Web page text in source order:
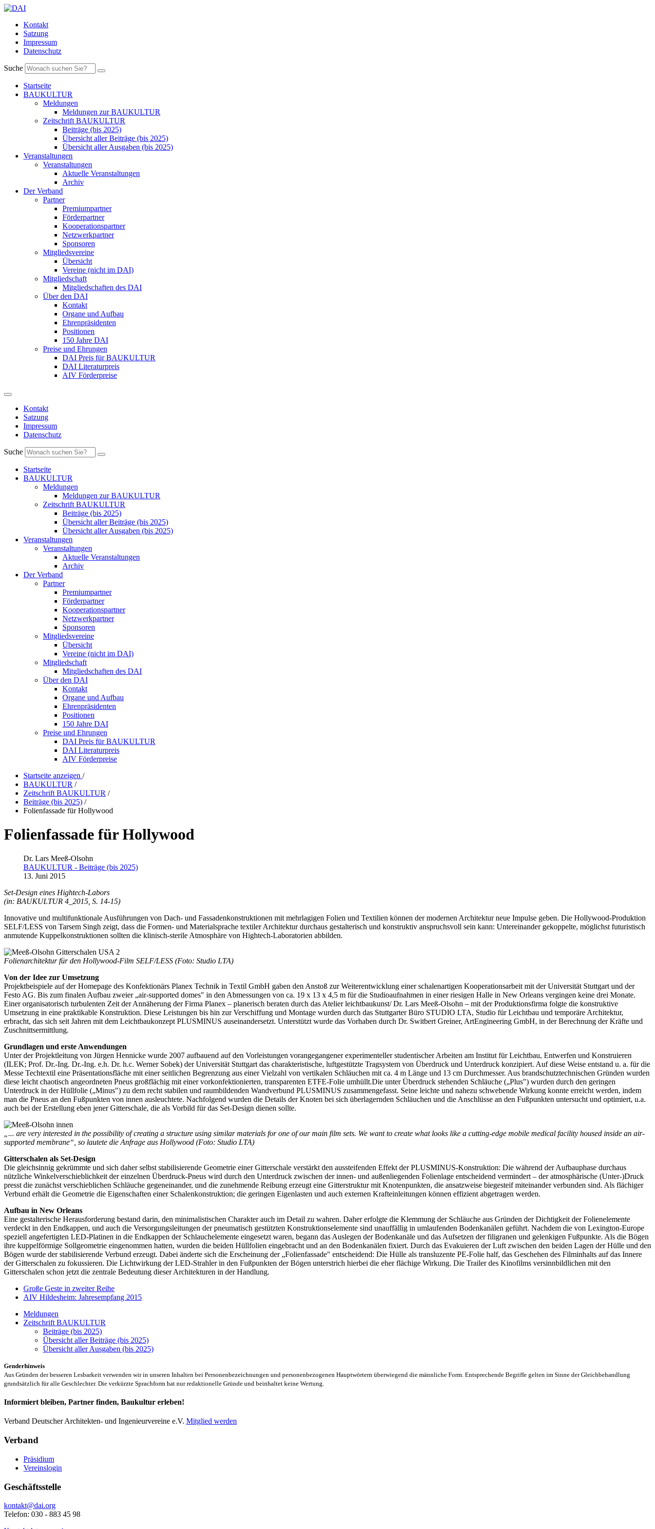
Kontakt
Satzung
Impressum
Datenschutz
Suche
Startseite
BAUKULTUR
Meldungen
Meldungen zur BAUKULTUR
Zeitschrift BAUKULTUR
Beiträge (bis 2025)
Übersicht aller Beiträge (bis 2025)
Übersicht aller Ausgaben (bis 2025)
Veranstaltungen
Veranstaltungen
Aktuelle Veranstaltungen
Archiv
Der Verband
Partner
Premiumpartner
Förderpartner
Kooperationspartner
Netzwerkpartner
Sponsoren
Mitgliedsvereine
Übersicht
Vereine (nicht im DAI)
Mitgliedschaft
Mitgliedschaften des DAI
Über den DAI
Kontakt
Organe und Aufbau
Ehrenpräsidenten
Positionen
150 Jahre DAI
Preise und Ehrungen
DAI Preis für BAUKULTUR
DAI Literaturpreis
AIV Förderpreise
Kontakt
Satzung
Impressum
Datenschutz
Suche
Startseite
BAUKULTUR
Meldungen
Meldungen zur BAUKULTUR
Zeitschrift BAUKULTUR
Beiträge (bis 2025)
Übersicht aller Beiträge (bis 2025)
Übersicht aller Ausgaben (bis 2025)
Veranstaltungen
Veranstaltungen
Aktuelle Veranstaltungen
Archiv
Der Verband
Partner
Premiumpartner
Förderpartner
Kooperationspartner
Netzwerkpartner
Sponsoren
Mitgliedsvereine
Übersicht
Vereine (nicht im DAI)
Mitgliedschaft
Mitgliedschaften des DAI
Über den DAI
Kontakt
Organe und Aufbau
Ehrenpräsidenten
Positionen
150 Jahre DAI
Preise und Ehrungen
DAI Preis für BAUKULTUR
DAI Literaturpreis
AIV Förderpreise
Startseite anzeigen /
BAUKULTUR /
Zeitschrift BAUKULTUR /
Beiträge (bis 2025) /
Folienfassade für Hollywood
Folienfassade für Hollywood
Dr. Lars Meeß-Olsohn
BAUKULTUR - Beiträge (bis 2025)
13. Juni 2015
Set-Design eines Hightech-Labors
(in: BAUKULTUR 4_2015, S. 14-15)
Innovative und multifunktionale Ausführungen von Dach- und Fassadenkonstruktionen mit mehrlagigen Folien und Textilien können der modernen Architektur neue Impulse geben. Die Hollywood-Produktion
SELF/LESS von Tarsem Singh zeigt, dass die Formen- und Materialsprache textiler Architektur durchaus gestalterisch und konstruktiv anspruchsvoll sein kann: Untereinander gekoppelte, möglichst futuristisch
anmutende Kuppelkonstruktionen sollten die klinisch-sterile Atmosphäre von Hightech-Laboratorien abbilden.
Folienarchitektur für den Hollywood-Film SELF/LESS (Foto: Studio LTA)
Von der Idee zur Umsetzung
Projektbeispiele auf der Homepage des Konfektionärs Planex Technik in Textil GmbH gaben den Anstoß zur Weiterentwicklung einer schalenartigen Kooperationsarbeit mit der Universität Stuttgart und der
Festo AG. Bis zum finalen Aufbau zweier „air-supported domes" in den Abmessungen von ca. 19 x 13 x 4,5 m für die Studioaufnahmen in einer riesigen Halle in New Orleans vergingen keine drei Monate.
Einer organisatorisch turbulenten Zeit der Annäherung der Firma Planex – planerisch beraten durch das Atelier leichtbaukunst/ Dr. Lars Meeß-Olsohn – mit der Produktionsfirma folgte die konstruktive
Umsetzung in eine praktikable Konstruktion. Diese Leistungen bis hin zur Verschiffung und Montage wurden durch das Stuttgarter Büro STUDIO LTA, Studio für Leichtbau und temporäre Architektur,
erbracht, das sich seit Jahren mit dem Leichtbaukonzept PLUSMINUS auseinandersetzt. Unterstützt wurde das Vorhaben durch Dr. Switbert Greiner, ArtEngineering GmbH, in der Berechnung der Kräfte und
Zuschnittsermittlung.
Grundlagen und erste Anwendungen
Unter der Projektleitung von Jürgen Hennicke wurde 2007 aufbauend auf den Vorleistungen vorangegangener experimenteller studentischer Arbeiten am Institut für Leichtbau, Entwerfen und Konstruieren
(ILEK; Prof. Dr.-Ing. Dr.-Ing. e.h. Dr. h.c. Werner Sobek) der Universität Stuttgart das charakteristische, luftgestützte Tragsystem von Überdruck und Unterdruck konzipiert. Auf diese Weise entstand u. a. für die
Messe Techtextil eine Präsentationsfläche mit einer seitlichen Begrenzung aus einer Vielzahl von vertikalen Schläuchen mit ca. 4 m Länge und 13 cm Durchmesser. Aus brandschutztechnischen Gründen wurden
diese leicht chaotisch angeordneten Pneus großflächig mit einer vorkonfektionierten, transparenten ETFE-Folie umhüllt.Die unter Überdruck stehenden Schläuche („Plus") wurden durch den geringen
Unterdruck in der Hüllfolie („Minus") zu dem recht stabilen und raumbildenden Wandverbund PLUSMINUS zusammengefasst. Seine leichte und nahezu schwebende Wirkung konnte erreicht werden, indem
man die Pneus an den Fußpunkten von innen ausleuchtete. Nachfolgend wurden die Details der Knoten bei sich überlagernden Schläuchen und die Anschlüsse an den Fußpunkten untersucht und optimiert, u.a.
auch bei der Erstellung eben jener Gitterschale, die als Vorbild für das Set-Design dienen sollte.
„... are very interested in the possibility of creating a structure using similar materials for one of our main film sets. We want to create what looks like a cutting-edge mobile medical facility housed inside an air-
supported membrane“, so lautete die Anfrage aus Hollywood (Foto: Studio LTA)
Gitterschalen als Set-Design
Die gleichsinnig gekrümmte und sich daher selbst stabilisierende Geometrie einer Gitterschale verstärkt den aussteifenden Effekt der PLUSMINUS-Konstruktion: Die während der Aufbauphase durchaus
nützliche Winkelverschieblichkeit der einzelnen Überdruck-Pneus wird durch den Unterdruck zwischen der innen- und außenliegenden Folienlage entscheidend vermindert – der atmosphärische (Unter-)Druck
presst die zunächst verschieblichen Schläuche gegeneinander, und die zunehmende Reibung erzeugt eine Gitterstruktur mit Knotenpunkten, die ansatzweise biegesteif miteinander verbunden sind. Als flächiger
Verbund erhält die Geometrie die Eigenschaften einer Schalenkonstruktion; die geringen Eigenlasten und auch externen Krafteinleitungen können effizient abgetragen werden.
Aufbau in New Orleans
Eine gestalterische Herausforderung bestand darin, den minimalistischen Charakter auch im Detail zu wahren. Daher erfolgte die Klemmung der Schläuche aus Gründen der Dichtigkeit der Folienelemente
verdeckt in den Endkappen, und auch die Versorgungsleitungen der pneumatisch gestützten Konstruktionselemente sind unauffällig in umlaufenden Bodenkanälen geführt. Nachdem die von Lexington-Europe
speziell angefertigten LED-Platinen in die Endkappen der Schlauchelemente eingesetzt waren, begann das Auslegen der Bodenkanäle und das Aufsetzen der filigranen und gelenkigen Fußpunkte. Als die Bögen
ihre kuppelförmige Sollgeometrie eingenommen hatten, wurden die beiden Hüllfolien eingebracht und an den Bodenkanälen fixiert. Durch das Evakuieren der Luft zwischen den beiden Lagen der Hülle und den
Bögen wurde der stabilisierende Verbund erzeugt. Dabei änderte sich die Erscheinung der „Folienfassade" entscheidend: Die Hülle als transluzente PE-Folie half, das Geschehen des Filminhalts auf das Innere
der Gitterschalen zu fokussieren. Die Lichtwirkung der LED-Strahler in den Fußpunkten der Bögen unterstrich hierbei die eher flächige Wirkung. Die Trailer des Kinofilms versinnbildlichen mit den
Gitterschalen schon jetzt die zentrale Bedeutung dieser Architekturen in der Handlung.
Große Geste in zweiter Reihe
AIV Hildesheim: Jahresempfang 2015
Meldungen
Zeitschrift BAUKULTUR
Beiträge (bis 2025)
Übersicht aller Beiträge (bis 2025)
Übersicht aller Ausgaben (bis 2025)
Genderhinweis
Aus Gründen der besseren Lesbarkeit verwenden wir in unseren Inhalten bei Personenbezeichnungen und personenbezogenen Hauptwörtern überwiegend die männliche Form. Entsprechende Begriffe gelten im Sinne der Gleichbehandlung
grundsätzlich für alle Geschlechter. Die verkürzte Sprachform hat nur redaktionelle Gründe und beinhaltet keine Wertung.
Informiert bleiben, Partner finden, Baukultur erleben!
Verband Deutscher Architekten- und Ingenieurvereine e.V. Mitglied werden
Verband
Präsidium
Vereinslogin
Geschäftsstelle
kontakt@dai.org
Telefon: 030 - 883 45 98